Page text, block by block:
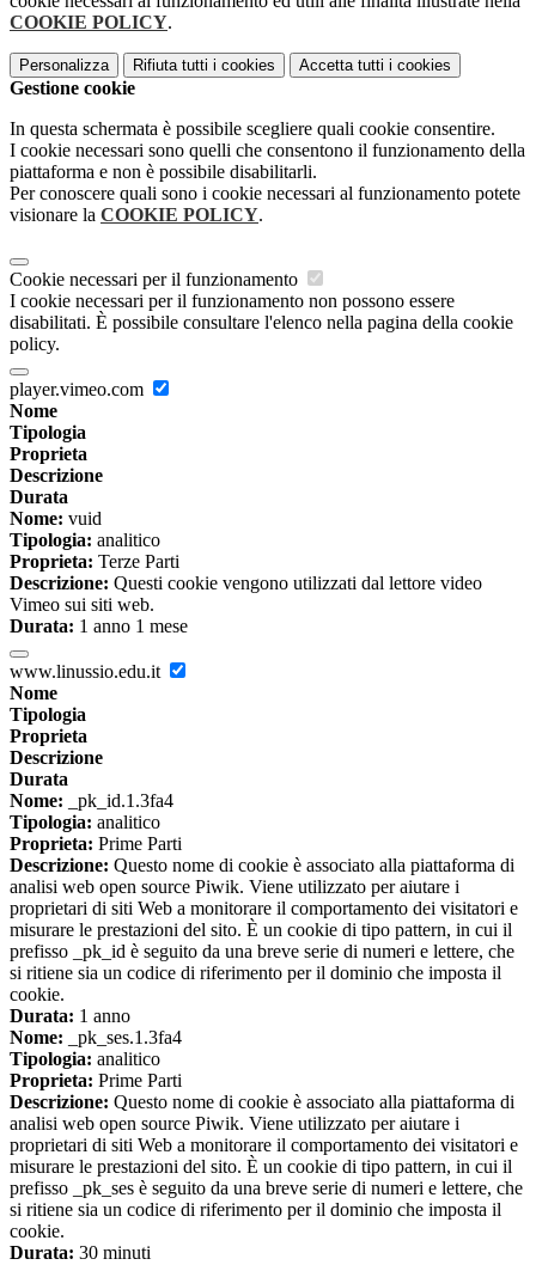
COOKIE POLICY.
Personalizza Rifiuta tutti i cookies Accetta tutti i cookies
Gestione cookie
In questa schermata è possibile scegliere quali cookie consentire.
I cookie necessari sono quelli che consentono il funzionamento della
piattaforma e non è possibile disabilitarli.
Per conoscere quali sono i cookie necessari al funzionamento potete
visionare la COOKIE POLICY.
Cookie necessari per il funzionamento
I cookie necessari per il funzionamento non possono essere
disabilitati. È possibile consultare l'elenco nella pagina della cookie
policy.
player.vimeo.com
Nome
Tipologia
Proprieta
Descrizione
Durata
Nome: vuid
Tipologia: analitico
Proprieta: Terze Parti
Descrizione: Questi cookie vengono utilizzati dal lettore video
Vimeo sui siti web.
Durata: 1 anno 1 mese
www.linussio.edu.it
Nome
Tipologia
Proprieta
Descrizione
Durata
Nome: _pk_id.1.3fa4
Tipologia: analitico
Proprieta: Prime Parti
Descrizione: Questo nome di cookie è associato alla piattaforma di
analisi web open source Piwik. Viene utilizzato per aiutare i
proprietari di siti Web a monitorare il comportamento dei visitatori e
misurare le prestazioni del sito. È un cookie di tipo pattern, in cui il
prefisso _pk_id è seguito da una breve serie di numeri e lettere, che
si ritiene sia un codice di riferimento per il dominio che imposta il
cookie.
Durata: 1 anno
Nome: _pk_ses.1.3fa4
Tipologia: analitico
Proprieta: Prime Parti
Descrizione: Questo nome di cookie è associato alla piattaforma di
analisi web open source Piwik. Viene utilizzato per aiutare i
proprietari di siti Web a monitorare il comportamento dei visitatori e
misurare le prestazioni del sito. È un cookie di tipo pattern, in cui il
prefisso _pk_ses è seguito da una breve serie di numeri e lettere, che
si ritiene sia un codice di riferimento per il dominio che imposta il
cookie.
Durata: 30 minuti